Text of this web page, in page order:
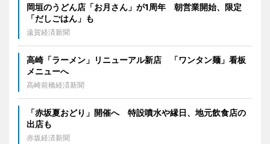
岡垣のうどん店「お月さん」が1周年 朝営業開始、限定
「だしごはん」も
遠賀経済新聞
高崎「ラーメン」リニューアル新店 「ワンタン麺」看板
メニューへ
高崎前橋経済新聞
「赤坂夏おどり」開催へ 特設噴水や縁日、地元飲食店の
出店も
赤坂経済新聞